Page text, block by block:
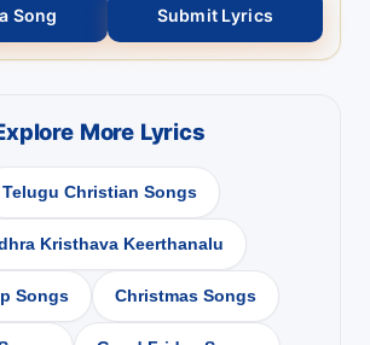
Song Submit Lyrics
More Lyrics
Telugu Christian Songs
Kristhava Keerthanalu
Songs Christmas Songs